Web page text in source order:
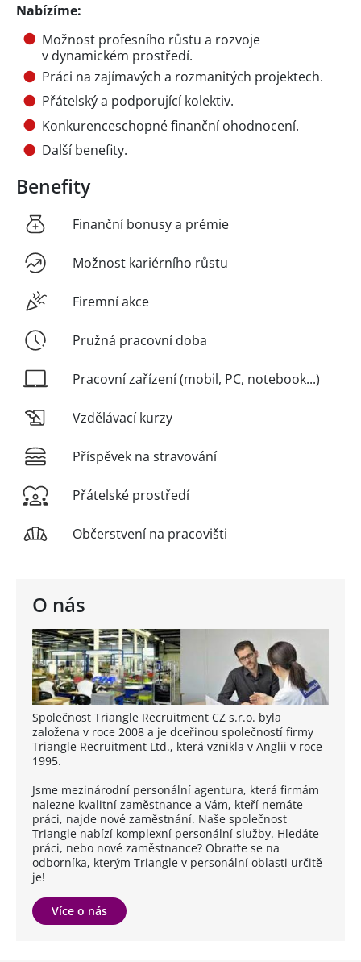
O nás
Společnost Triangle Recruitment CZ s.r.o. byla
založena v roce 2008 a je dceřinou společností firmy
Triangle Recruitment Ltd., která vznikla v Anglii v roce
1995.
Jsme mezinárodní personální agentura, která firmám
nalezne kvalitní zaměstnance a Vám, kteří nemáte
práci, najde nové zaměstnání. Naše společnost
Triangle nabízí komplexní personální služby. Hledáte
práci, nebo nové zaměstnance? Obraťte se na
odborníka, kterým Triangle v personální oblasti určitě
je!
Více o nás
Nabízíme:
Možnost profesního růstu a rozvoje
v dynamickém prostředí.
Práci na zajímavých a rozmanitých projektech.
Přátelský a podporující kolektiv.
Konkurenceschopné finanční ohodnocení.
Další benefity.
Benefity
Finanční bonusy a prémie
Možnost kariérního růstu
Firemní akce
Pružná pracovní doba
Pracovní zařízení (mobil, PC, notebook...)
Vzdělávací kurzy
Příspěvek na stravování
Přátelské prostředí
Občerstvení na pracovišti